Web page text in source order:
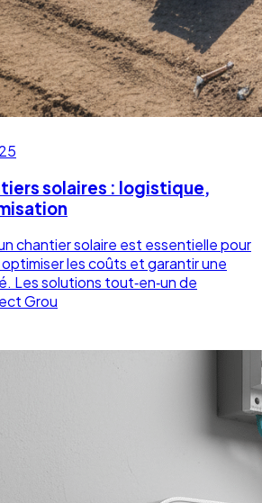
solaires : logistique,
chantier solaire est essentielle pour
les coûts et garantir une
Les solutions tout‑en‑un de
Grou